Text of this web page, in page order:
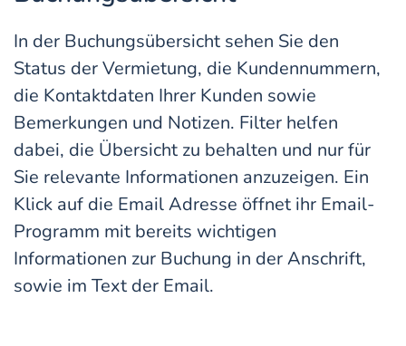
In der Buchungsübersicht sehen Sie den
Status der Vermietung, die Kundennummern,
die Kontaktdaten Ihrer Kunden sowie
Bemerkungen und Notizen. Filter helfen
dabei, die Übersicht zu behalten und nur für
Sie relevante Informationen anzuzeigen. Ein
Klick auf die Email Adresse öffnet ihr Email-
Programm mit bereits wichtigen
Informationen zur Buchung in der Anschrift,
sowie im Text der Email.